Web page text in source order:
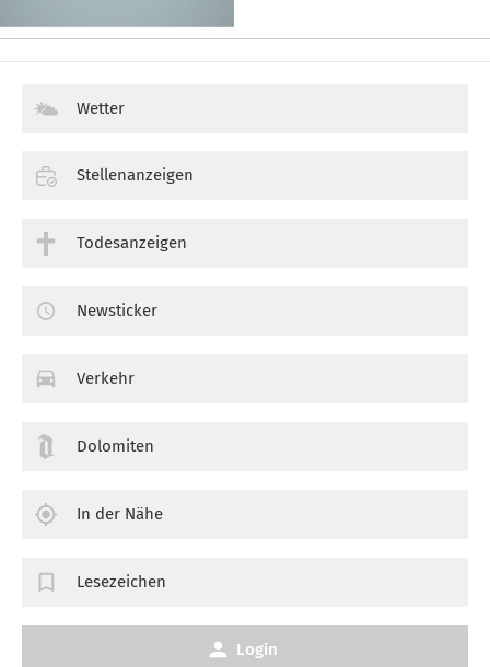
Wetter
Stellenanzeigen
Todesanzeigen
Newsticker
Verkehr
Dolomiten
In der Nähe
Lesezeichen
Login